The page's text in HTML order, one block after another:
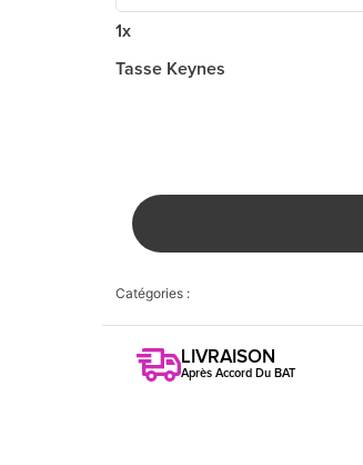
1x
Tasse Keynes
Catégories :
LIVRAISON
Après Accord Du BAT